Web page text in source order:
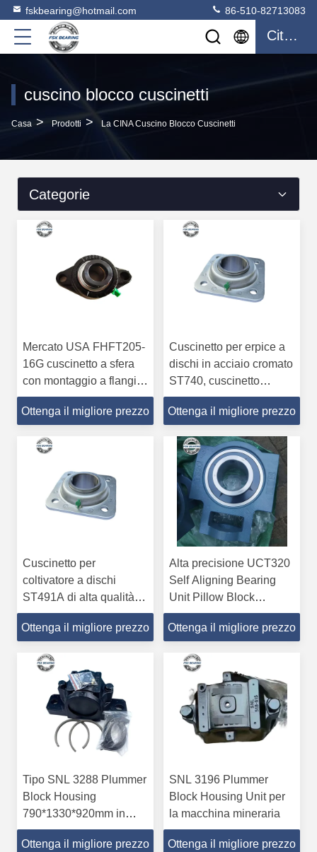
fskbearing@hotmail.com 86-510-82713083
Citazione
cuscino blocco cuscinetti
Casa > Prodotti > La CINA Cuscino Blocco Cuscinetti
Categorie
Mercato USA FHFT205-
16G cuscinetto a sfera
con montaggio a flangia
161*88*65 mm per
macchine diverse
Ottenga il migliore prezzo
Cuscinetto per erpice a
dischi in acciaio cromato
ST740, cuscinetto
agricolo
44,56*139,7*55,6 mm
Ottenga il migliore prezzo
Cuscinetto per
coltivatore a dischi
ST491A di alta qualità
con foro tondo, flangia
45x127x42,8mm,
Ottenga il migliore prezzo
Alta precisione UCT320
Self Aligning Bearing
Unit Pillow Block
Bearing
100X290X120mm
Ottenga il migliore prezzo
Tipo SNL 3288 Plummer
Block Housing
790*1330*920mm in
ghisa
Ottenga il migliore prezzo
SNL 3196 Plummer
Block Housing Unit per
la macchina mineraria
Ottenga il migliore prezzo